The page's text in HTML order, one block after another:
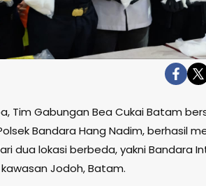
Tim Gabungan Bea Cukai Batam
Bandara Hang Nadim, berhasil
dua lokasi berbeda, yakni Bandara
Jodoh, Batam.